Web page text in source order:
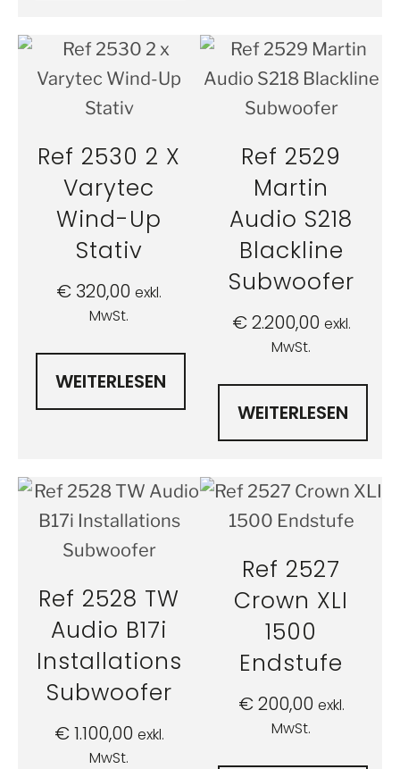
Ref 2530 2 X
Varytec
Wind-Up
Stativ
€ 320,00 exkl.
MwSt.
WEITERLESEN
Ref 2529
Martin
Audio S218
Blackline
Subwoofer
€2.200,00 exkl.
MwSt.
WEITERLESEN
Ref 2528 TW
Audio B17i
Installations
Subwoofer
€1.100,00 exkl.
MwSt.
Ref 2527
Crown XLI
1500
Endstufe
€200,00 exkl.
MwSt.